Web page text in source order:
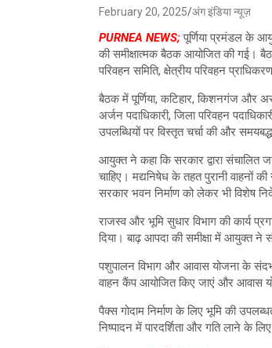
February 20, 2025 अंग इंडिया न्यूज़
PURNEA NEWS;पूर्णिया प्रमंडल के
की समीक्षात्मक बैठक आयोजित की गई।
परिवहन समिति, क्षेत्रीय परिवहन
बैठक में पूर्णिया, कटिहार, किशनगंज और
अर्जन पदाधिकारी, जिला परिवहन
उपलब्धियों पर विस्तृत चर्चा की और
आयुक्त ने कहा कि सरकार द्वारा संचालित
चाहिए। मद्यनिषेध के तहत पुरानी वाहनों
सरकार भवन निर्माण को लेकर भी विशेष
राजस्व और भूमि सुधार विभाग की कार्य
दिया। बाढ़ आपदा की समीक्षा में आयुक्त ने
पशुपालन विभाग और आवास योजना के
वाहन कैंप आयोजित किए जाएं और आवास
पैक्स गोदाम निर्माण के लिए भूमि की
निष्पादन में पारदर्शिता और गति लाने के लिए